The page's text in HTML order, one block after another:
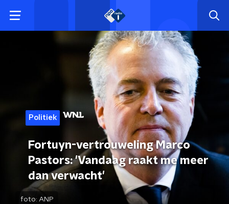
Politiek
Fortuyn-vertrouweling Marco
Pastors: 'Vandaag raakt me meer
dan verwacht'
foto: ANP